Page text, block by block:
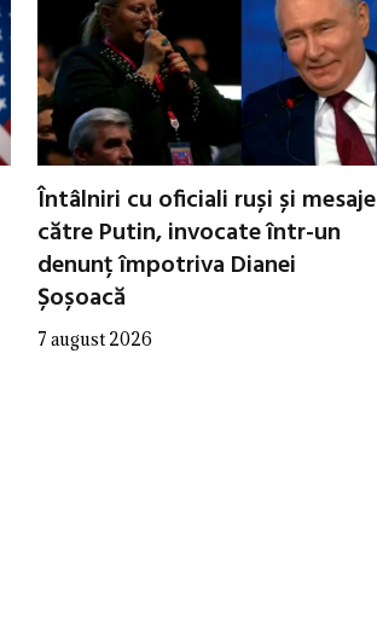
Întâlniri cu oficiali ruși și mesaje
către Putin, invocate într-un
denunț împotriva Dianei
Șoșoacă
7 august 2026